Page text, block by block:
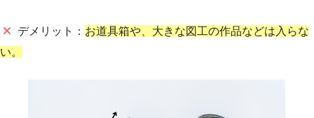
デメリット ： お道具箱や、大きな図工の作品などは入らな
い。